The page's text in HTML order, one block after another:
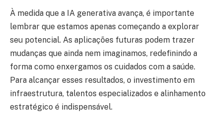
À medida que a IA generativa avança, é importante
lembrar que estamos apenas começando a explorar
seu potencial. As aplicações futuras podem trazer
mudanças que ainda nem imaginamos, redefinindo a
forma como enxergamos os cuidados com a saúde.
Para alcançar esses resultados, o investimento em
infraestrutura, talentos especializados e alinhamento
estratégico é indispensável.